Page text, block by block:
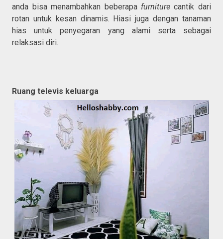
anda bisa menambahkan beberapa furniturecantik dari
rotan untuk kesan dinamis. Hiasi juga dengan tanaman
hias untuk penyegaran yang alami serta sebagai
relaksasi diri.
Ruang televis keluarga